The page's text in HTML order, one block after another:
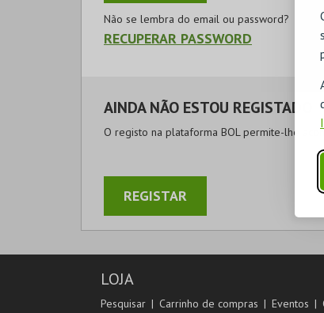
Não se lembra do email ou password?
RECUPERAR PASSWORD
AINDA NÃO ESTOU REGISTADO
O registo na plataforma BOL permite-lhe
REGISTAR
LOJA
Pesquisar Carrinho de compras Eventos